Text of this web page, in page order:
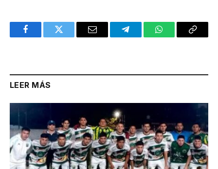
FacebookTwitter Email TelegramWhatsAppCopy
LEER MÁS